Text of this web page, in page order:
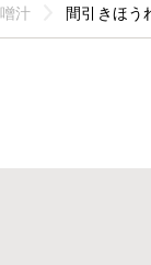
汁 間引きほう